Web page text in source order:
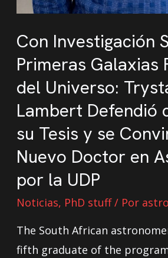
Con Investigación
Primeras Galaxias
del Universo:
Lambert Defendió
su Tesis y se
Nuevo Doctor en
por la UDP
Noticias, PhD stuff/ Por
The South African
fifth graduate of the